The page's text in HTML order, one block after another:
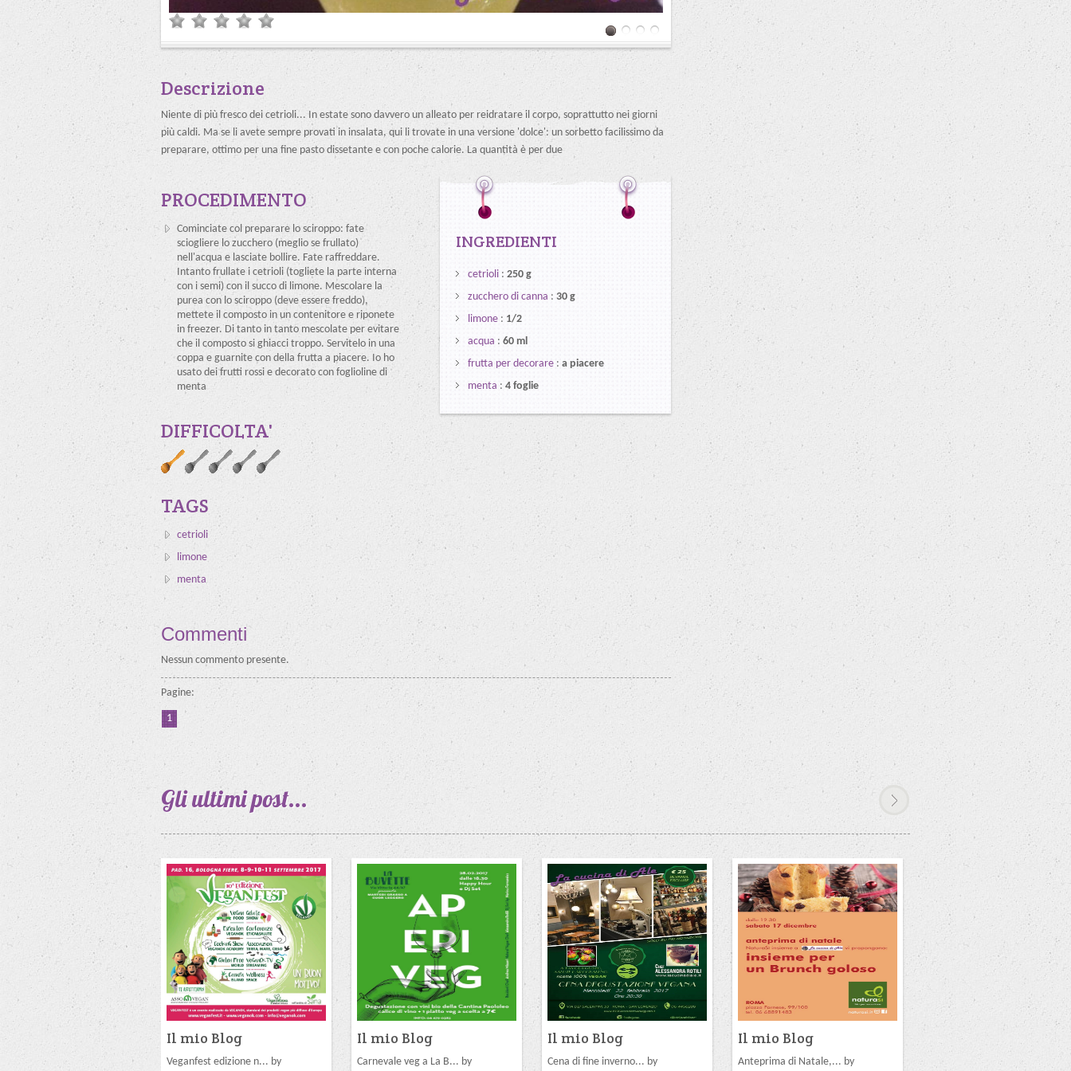
Descrizione
Niente di più fresco dei cetrioli... In estate sono davvero un alleato per reidratare il corpo, soprattutto nei giorni
più caldi. Ma se li avete sempre provati in insalata, qui li trovate in una versione 'dolce': un sorbetto facilissimo da
preparare, ottimo per una fine pasto dissetante e con poche calorie. La quantità è per due
PROCEDIMENTO
Cominciate col preparare lo sciroppo: fate
sciogliere lo zucchero (meglio se frullato)
nell'acqua e lasciate bollire. Fate raffreddare.
Intanto frullate i cetrioli (togliete la parte interna
con i semi) con il succo di limone. Mescolare la
purea con lo sciroppo (deve essere freddo),
mettete il composto in un contenitore e riponete
in freezer. Di tanto in tanto mescolate per evitare
che il composto si ghiacci troppo. Servitelo in una
coppa e guarnite con della frutta a piacere. Io ho
usato dei frutti rossi e decorato con foglioline di
menta
DIFFICOLTA'
TAGS
cetrioli
limone
menta
INGREDIENTI
cetrioli : 250 g
zucchero di canna : 30 g
limone : 1/2
acqua : 60 ml
frutta per decorare : a piacere
menta : 4 foglie
Commenti
Nessun commento presente.
Pagine:
1
Gli ultimipost...
Il mio Blog
Veganfest edizione n... by
Il mio Blog
Carnevale veg a La B... by
Il mio Blog
Cena di fine inverno... by
Il mio Blog
Anteprima di Natale,... by
Il mio Blog
Bio e veg, a cena ne... by